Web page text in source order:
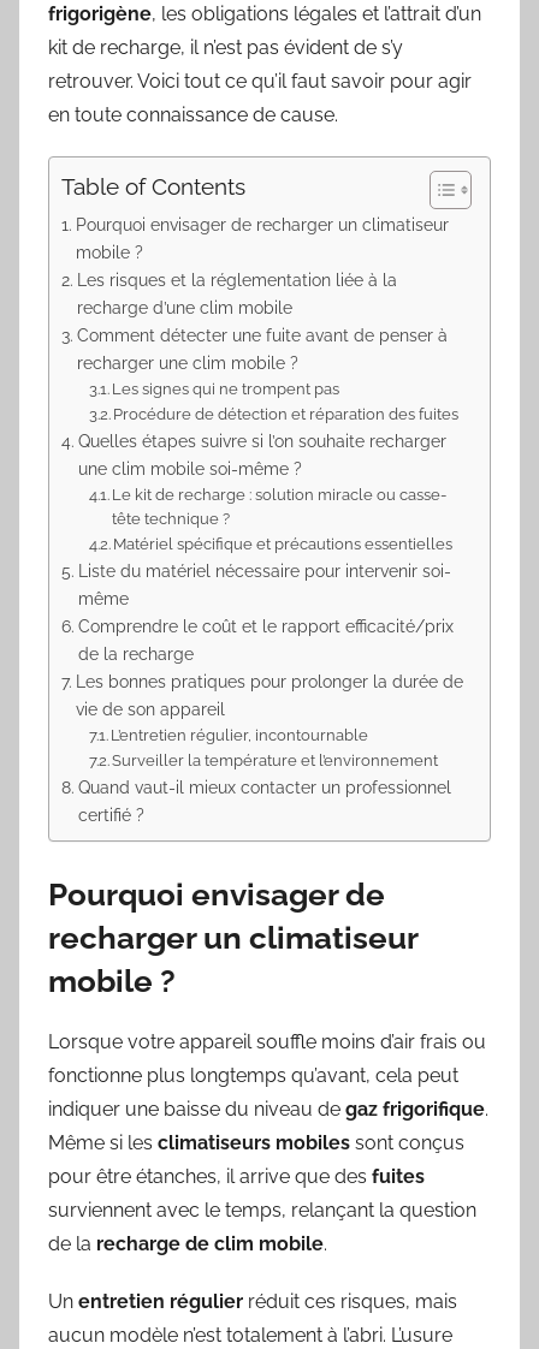
frigorigène, les obligations légales et l’attrait d’un
kit de recharge, il n’est pas évident de s’y
retrouver. Voici tout ce qu’il faut savoir pour agir
en toute connaissance de cause.
Table of Contents
Pourquoi envisager de recharger un climatiseur
mobile ?
Les risques et la réglementation liée à la
recharge d’une clim mobile
Comment détecter une fuite avant de penser à
recharger une clim mobile ?
Les signes qui ne trompent pas
Procédure de détection et réparation des fuites
Quelles étapes suivre si l’on souhaite recharger
une clim mobile soi-même ?
Le kit de recharge : solution miracle ou casse-
tête technique ?
Matériel spécifique et précautions essentielles
Liste du matériel nécessaire pour intervenir soi-
même
Comprendre le coût et le rapport efficacité/prix
de la recharge
Les bonnes pratiques pour prolonger la durée de
vie de son appareil
L’entretien régulier, incontournable
Surveiller la température et l’environnement
Quand vaut-il mieux contacter un professionnel
certifié ?
Pourquoi envisager de
recharger un climatiseur
mobile ?
Lorsque votre appareil souffle moins d’air frais ou
fonctionne plus longtemps qu’avant, cela peut
indiquer une baisse du niveau de gaz frigorifique.
Même si les climatiseurs mobiles sont conçus
pour être étanches, il arrive que des fuites
surviennent avec le temps, relançant la question
de la recharge de clim mobile.
Un entretien régulier réduit ces risques, mais
aucun modèle n’est totalement à l’abri. L’usure